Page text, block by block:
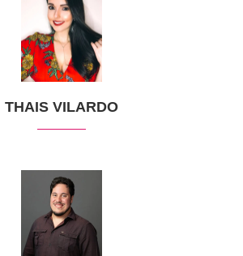
THAIS VILARDO